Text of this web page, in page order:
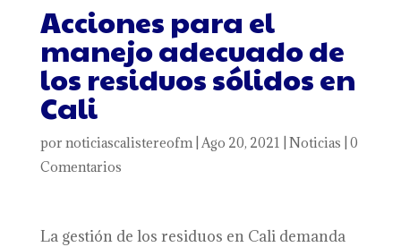
Acciones para el
manejo adecuado de
los residuos sólidos en
Cali
por noticiascalistereofm| Ago 20, 2021 Noticias 0
Comentarios
La gestión de los residuos en Cali demanda